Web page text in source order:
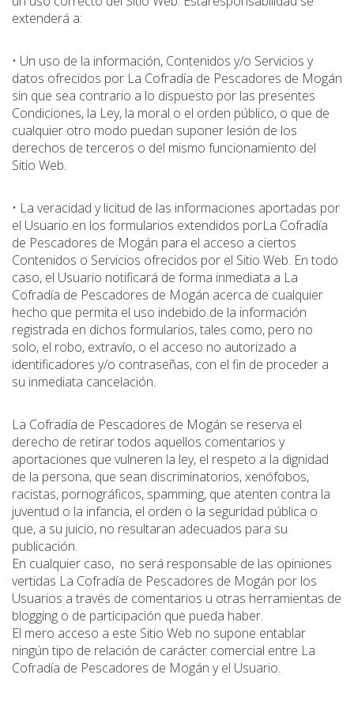
extenderá a:
• Un uso de la información, Contenidos y/o Servicios y
datos ofrecidos por La Cofradía de Pescadores de Mogán
sin que sea contrario a lo dispuesto por las presentes
Condiciones, la Ley, la moral o el orden público, o que de
cualquier otro modo puedan suponer lesión de los
derechos de terceros o del mismo funcionamiento del
Sitio Web.
• La veracidad y licitud de las informaciones aportadas por
el Usuario en los formularios extendidos porLa Cofradía
de Pescadores de Mogán para el acceso a ciertos
Contenidos o Servicios ofrecidos por el Sitio Web. En todo
caso, el Usuario notificará de forma inmediata a La
Cofradía de Pescadores de Mogán acerca de cualquier
hecho que permita el uso indebido de la información
registrada en dichos formularios, tales como, pero no
solo, el robo, extravío, o el acceso no autorizado a
identificadores y/o contraseñas, con el fin de proceder a
su inmediata cancelación.
La Cofradía de Pescadores de Mogán se reserva el
derecho de retirar todos aquellos comentarios y
aportaciones que vulneren la ley, el respeto a la dignidad
de la persona, que sean discriminatorios, xenófobos,
racistas, pornográficos, spamming, que atenten contra la
juventud o la infancia, el orden o la seguridad pública o
que, a su juicio, no resultaran adecuados para su
publicación.
En cualquier caso, no será responsable de las opiniones
vertidas La Cofradía de Pescadores de Mogán por los
Usuarios a través de comentarios u otras herramientas de
blogging o de participación que pueda haber.
El mero acceso a este Sitio Web no supone entablar
ningún tipo de relación de carácter comercial entre La
Cofradía de Pescadores de Mogán y el Usuario.